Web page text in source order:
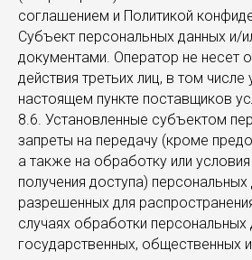
соглашением и Политикой
Субъект персональных данных и/
документами. Оператор не несет
действия третьих лиц, в том числе
настоящем пункте поставщиков
8.6. Установленные субъектом
запреты на передачу (кроме
а также на обработку или
получения доступа) персональных
разрешенных для
случаях обработки персональных
государственных, общественных